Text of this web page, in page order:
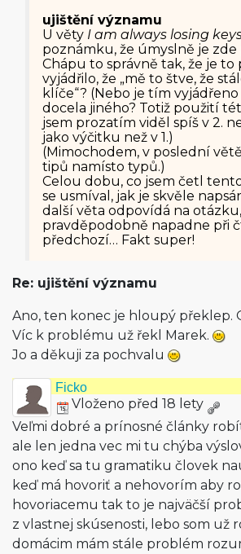
ujištění významu
U věty I am always losing
poznámku, že úmyslně je zde
Chápu to správně tak, že je to
vyjádřilo, že „mě to štve, že
klíče“? (Nebo je tím
docela jiného? Totiž použití
jsem prozatím viděl spíš v 2.
jako výčitku než v 1.)
(Mimochodem, v poslední
tipů namísto typů.)
Celou dobu, co jsem četl
se usmíval, jak je skvěle
další věta odpovídá na
pravděpodobně napadne při
předchozí… Fakt super!
Re: ujištění významu
Ano, ten konec je hloupý překlep.
Víc k problému už řekl Marek.
Jo a děkuji za pochvalu
Ficko
Vloženo před 18 lety
Veľmi dobré a prínosné články
ale len jedna vec mi tu chýba
ono keď sa tu gramatiku človek
keď má hovoriť a nehovorím aby
hovoriacemu tak to je najväčší
z vlastnej skúsenosti, lebo som už
domácim mám stále problém